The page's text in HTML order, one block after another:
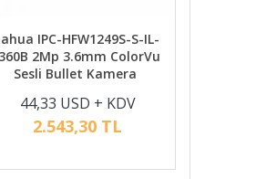
IPC-HFW1249S-S-IL-
2Mp 3.6mm ColorVu
Sesli Bullet Kamera
44,33 USD + KDV
2.543,30 TL